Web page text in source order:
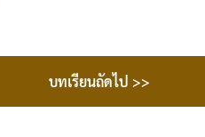
บทเรียนถัดไป >>